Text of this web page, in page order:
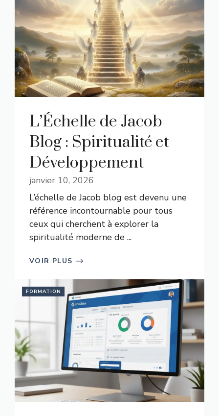
L’Échelle de Jacob
Blog : Spiritualité et
Développement
janvier 10, 2026
L’échelle de Jacob blog est devenu une
référence incontournable pour tous
ceux qui cherchent à explorer la
spiritualité moderne de ...
VOIR PLUS
FORMATION